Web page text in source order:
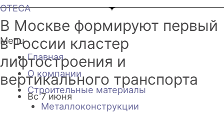
OTECA
Menu
Главная
О компании
Строительные материалы
Металлоконструкции
В Москве формируют первый
в России кластер
лифтостроения и
вертикального транспорта
Вс 7 июня